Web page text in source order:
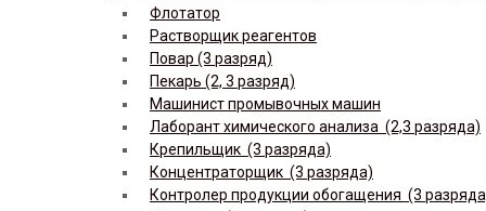
Флотатор
Растворщик реагентов
Повар (3 разряд)
Пекарь (2, 3 разряд)
Машинист промывочных машин
Лаборант химического анализа (2,3 разряда)
Крепильщик (3 разряда)
Концентраторщик (3 разряда)
Контролер продукции обогащения (3